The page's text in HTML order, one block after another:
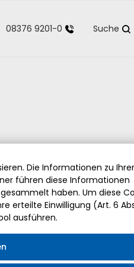
Barrierefreiheit
08376 9201-0 Suche
Die Informationen zu
führen diese Informationen
haben. Um diese
erteilte Einwilligung (Art. 6
ausführen.